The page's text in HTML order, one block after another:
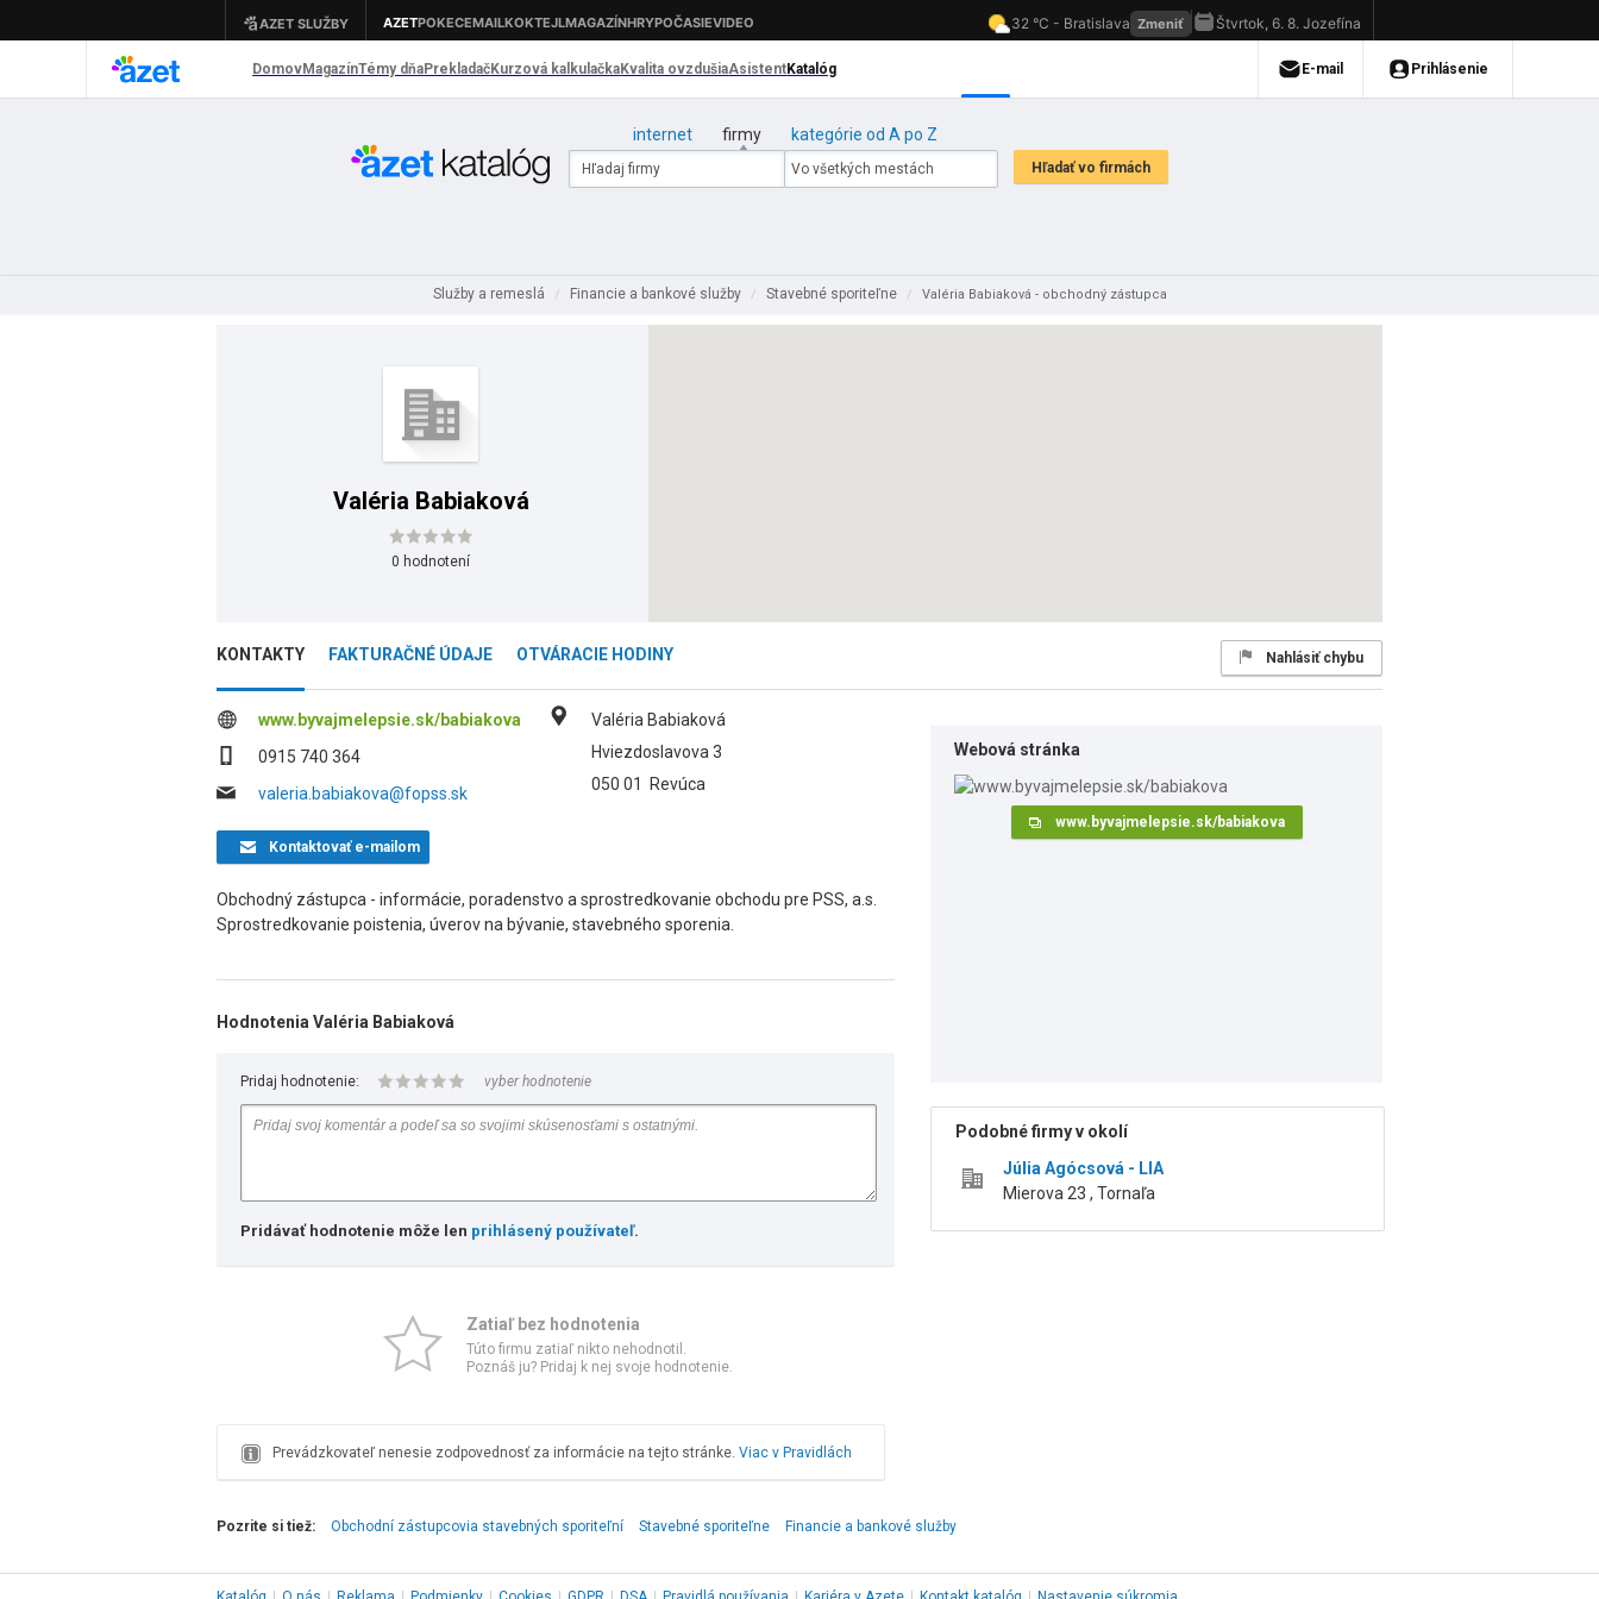
internet firmy kategórie od A po Z
Služby a remeslá / Financie a bankové služby / Stavebné sporiteľne / Valéria Babiaková - obchodný zástupca
Valéria Babiaková
0 hodnotení
KONTAKTY FAKTURAČNÉ ÚDAJE OTVÁRACIE HODINY Nahlásiť chybu
www.byvajmelepsie.sk/babiakova
0915 740 364
valeria.babiakova@fopss.sk
Valéria Babiaková
Hviezdoslavova 3
050 01
Revúca
Kontaktovaťe-mailom
Obchodný zástupca - informácie, poradenstvo a sprostredkovanie obchodu pre PSS, a.s.
Sprostredkovanie poistenia, úverov na bývanie, stavebného sporenia.
Hodnotenia Valéria Babiaková
Pridaj hodnotenie: vyber hodnotenie
Pridávať hodnotenie môže len prihlásený používateľ.
Zatiaľ bez hodnotenia
Túto firmu zatiaľ nikto nehodnotil.
Poznáš ju? Pridaj k nej svoje hodnotenie.
Prevádzkovateľ nenesie zodpovednosť za informácie na tejto stránke. Viac v Pravidlách
Webová stránka
www.byvajmelepsie.sk/babiakova
Podobné firmy v okolí
Júlia Agócsová - LIA
Mierova 23 , Tornaľa
Pozrite si tiež: Obchodní zástupcovia stavebných sporiteľní Stavebné sporiteľne Financie a bankové služby